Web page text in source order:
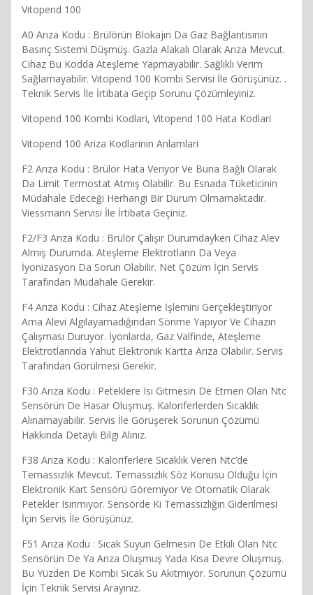
Vitopend 100
A0 Arıza Kodu : Brülörün Blokajın Da Gaz Bağlantısının
Basınç Sistemi Düşmüş. Gazla Alakalı Olarak Arıza Mevcut.
Cihaz Bu Kodda Ateşleme Yapmayabilir. Sağlıklı Verim
Sağlamayabilir. Vitopend 100 Kombi Servisi İle Görüşünüz. .
Teknik Servis İle İrtibata Geçip Sorunu Çözümleyiniz.
Vitopend 100 Kombi Kodlari, Vitopend 100 Hata Kodlari
Vitopend 100 Ariza Kodlarinin Anlamlari
F2 Arıza Kodu : Brülör Hata Veriyor Ve Buna Bağlı Olarak
Da Limit Termostat Atmış Olabilir. Bu Esnada Tüketicinin
Müdahale Edeceği Herhangi Bir Durum Olmamaktadır.
Viessmann Servisi İle İrtibata Geçiniz.
F2/F3 Arıza Kodu : Brülör Çalışır Durumdayken Cihaz Alev
Almış Durumda. Ateşleme Elektrotların Da Veya
İyonizasyon Da Sorun Olabilir. Net Çözüm İçin Servis
Tarafından Müdahale Gerekir.
F4 Arıza Kodu : Cihaz Ateşleme İşlemini Gerçekleştiriyor
Ama Alevi Algılayamadığından Sönme Yapıyor Ve Cihazın
Çalışması Duruyor. İyonlarda, Gaz Valfinde, Ateşleme
Elektrotlarında Yahut Elektronik Kartta Arıza Olabilir. Servis
Tarafından Görülmesi Gerekir.
F30 Arıza Kodu : Peteklere Isı Gitmesin De Etmen Olan Ntc
Sensörün De Hasar Oluşmuş. Kaloriferlerden Sıcaklık
Alınamayabilir. Servis İle Görüşerek Sorunun Çözümü
Hakkında Detaylı Bilgi Alınız.
F38 Arıza Kodu : Kaloriferlere Sıcaklık Veren Ntc’de
Temassızlık Mevcut. Temassızlık Söz Konusu Olduğu İçin
Elektronik Kart Sensörü Göremiyor Ve Otomatik Olarak
Petekler Isınmıyor. Sensörde Ki Temassızlığın Giderilmesi
İçin Servis İle Görüşünüz.
F51 Arıza Kodu : Sıcak Suyun Gelmesin De Etkili Olan Ntc
Sensörün De Ya Arıza Oluşmuş Yada Kısa Devre Oluşmuş.
Bu Yüzden De Kombi Sıcak Su Akıtmıyor. Sorunun Çözümü
İçin Teknik Servisi Arayınız.